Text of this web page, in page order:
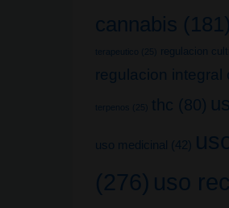
cannabis (181)
terapeutico (25) regulacion
regulacion integral
terpenos (25) thc (80)
uso medicinal (42)
(276) uso